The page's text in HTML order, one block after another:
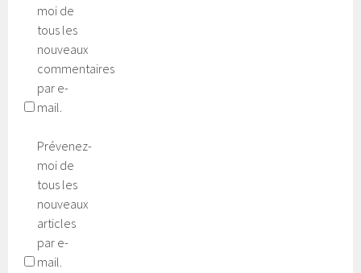
moi de
tous les
nouveaux
commentaires
par e-
mail.
Prévenez-
moi de
tous les
nouveaux
articles
par e-
mail.